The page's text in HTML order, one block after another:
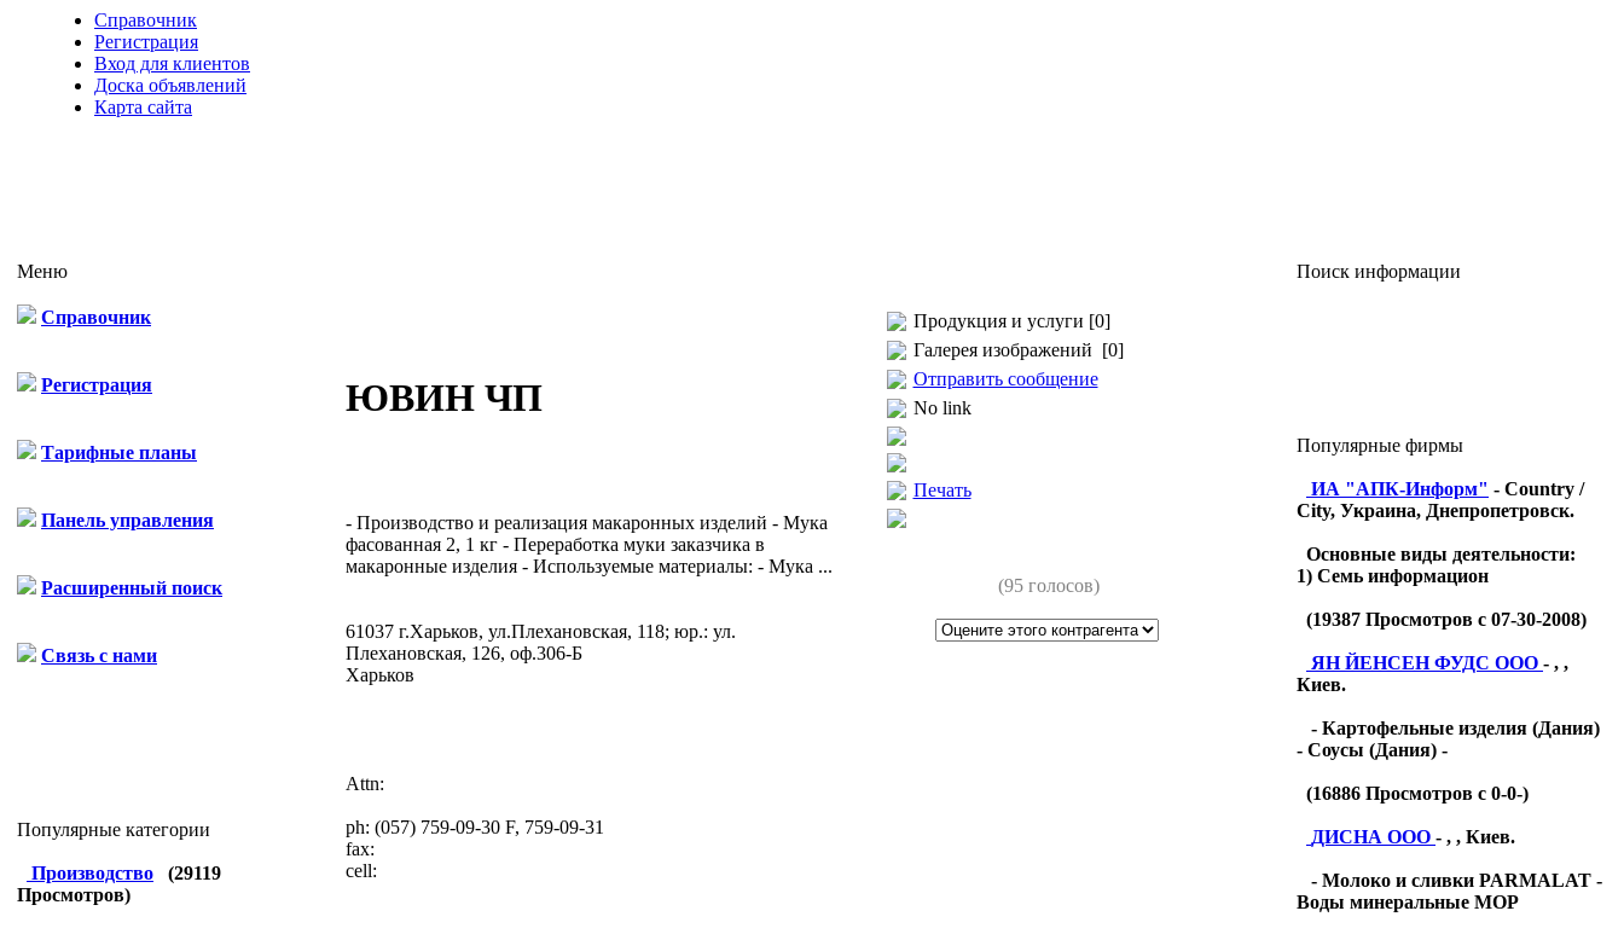
Справочник
Регистрация
Вход для клиентов
Доска объявлений
Карта сайта
Меню
Справочник
Регистрация
Тарифные планы
Панель управления
Расширенный поиск
Связь с нами
Популярные категории
Производство (29119
Просмотров)
ЮВИН ЧП
- Производство и реализация макаронных изделий - Мука
фасованная 2, 1 кг - Переработка муки заказчика в
макаронные изделия - Используемые материалы: - Мука ...
61037 г.Харьков, ул.Плехановская, 118; юр.: ул.
Плехановская, 126, оф.306-Б
Харьков
Attn:
ph: (057) 759-09-30 F, 759-09-31
fax:
cell:
Продукция и услуги [0]
Галерея изображений [0]
Отправить сообщение
No link
Печать
(95 голосов)
Поиск информации
Популярные фирмы
ИА "АПК-Информ" - Country /
City, Украина, Днепропетровск.
Основные виды деятельности:
1) Семь информацион
(19387 Просмотров с 07-30-2008)
ЯН ЙЕНСЕН ФУДС ООО - , ,
Киев.
- Картофельные изделия (Дания)
- Соусы (Дания) -
(16886 Просмотров с 0-0-)
ДИСНА ООО - , , Киев.
- Молоко и сливки PARMALAT -
Воды минеральные МОР